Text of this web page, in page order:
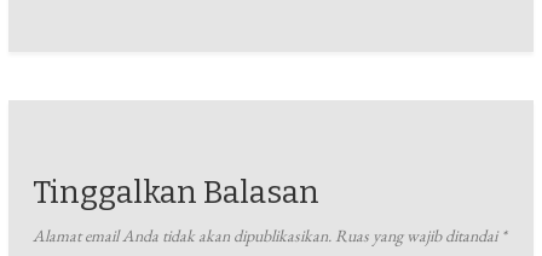
Tinggalkan Balasan
Alamat email Anda tidak akan dipublikasikan. Ruas yang wajib ditandai *